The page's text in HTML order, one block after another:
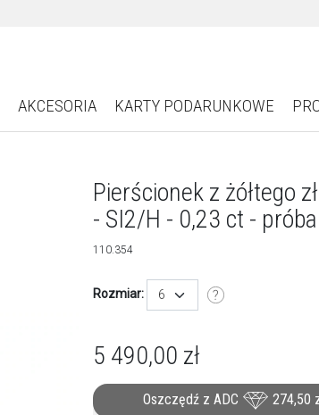
AKCESORIA KARTY PODARUNKOWE
Pierścionek z żółtego
- SI2/H - 0,23 ct -
110.354
Rozmiar: 6
5 490,00 zł
Oszczędź z ADC 274,50